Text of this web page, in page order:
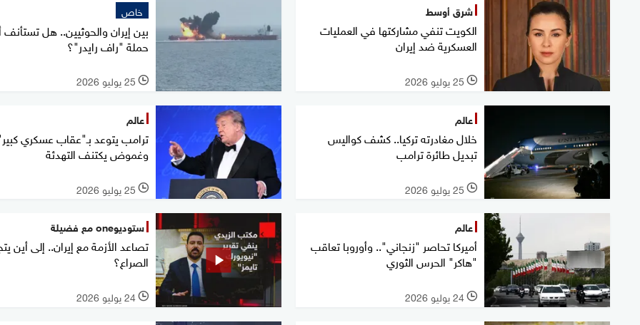
شرق أوسط
الكويت تنفي مشاركتها في العمليات
العسكرية ضد إيران
l 25 يوليو 2026
خاص
بين إيران والحوثيين.. هل تستأنف
حملة "راف رايدر"؟
l 25 يوليو 2026
عالم
خلال مغادرته تركيا.. كشف كواليس
تبديل طائرة ترامب
l 25 يوليو 2026
عالم
ترامب يتوعد بـ"عقاب عسكري
وغموض يكتنف التهدئة
l 25 يوليو 2026
عالم
أميركا تحاصر "زنجاني".. وأوروبا تعاقب
"هاكر" الحرس الثوري
l 24 يوليو 2026
ستوديوone مع فضيلة
تصاعد الأزمة مع إيران.. إلى أين
الصراع؟
l 24 يوليو 2026